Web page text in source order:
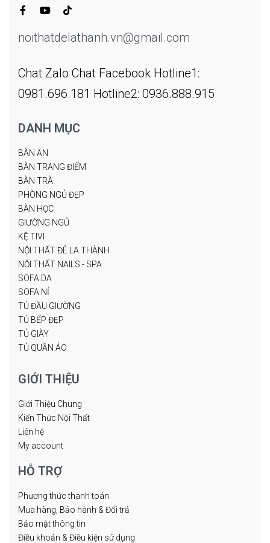
noithatdelathanh.vn@gmail.com
Chat Zalo Chat Facebook Hotline1:
0981.696.181 Hotline2: 0936.888.915
DANH MỤC
BÀN ĂN
BÀN TRANG ĐIỂM
BÀN TRÀ
PHÒNG NGỦ ĐẸP
BÀN HỌC
GIƯỜNG NGỦ
KỆ TIVI
NỘI THẤT ĐÊ LA THÀNH
NỘI THẤT NAILS - SPA
SOFA DA
SOFA NỈ
TỦ ĐẦU GIƯỜNG
TỦ BẾP ĐẸP
TỦ GIÀY
TỦ QUẦN ÁO
GIỚI THIỆU
Giới Thiệu Chung
Kiến Thức Nội Thất
Liên hệ
My account
HỖ TRỢ
Phương thức thanh toán
Mua hàng, Bảo hành & Đổi trả
Bảo mật thông tin
Điều khoản & Điều kiện sử dụng